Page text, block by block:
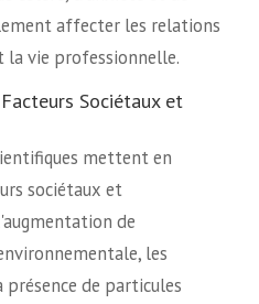
affecter les relations
la vie professionnelle.
Sociétaux et
mettent en
sociétaux et
de
les
de particules